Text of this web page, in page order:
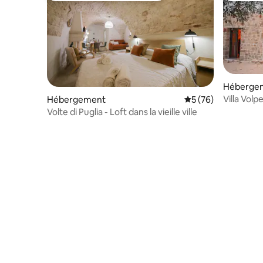
Hébergement Évaluation
5 (76)
Volte di Puglia - Loft dans la vieille ville
Villa